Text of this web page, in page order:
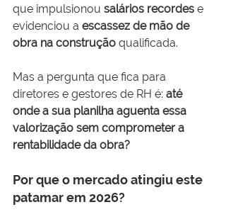
que impulsionou salários recordes e
evidenciou a escassez de mão de
obra na construção qualificada.
Mas a pergunta que fica para
diretores e gestores de RH é: até
onde a sua planilha aguenta essa
valorização sem comprometer a
rentabilidade da obra?
Por que o mercado atingiu este
patamar em 2026?